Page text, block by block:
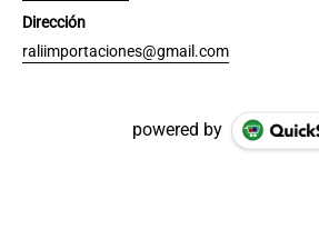
Dirección
raliimportaciones@gmail.com
powered by